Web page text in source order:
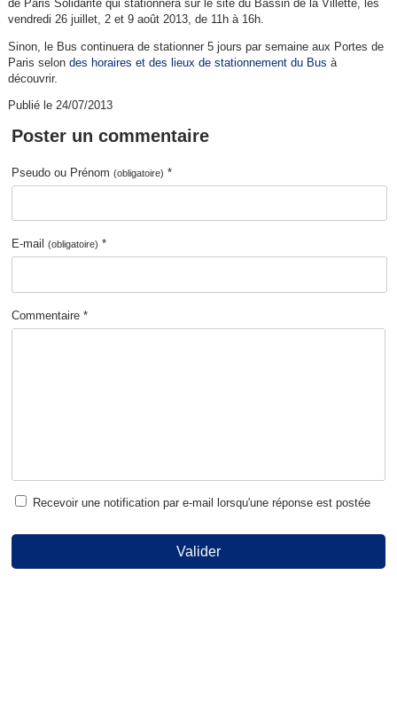
de Paris Solidarité qui stationnera sur le site du Bassin de la Villette, les
vendredi 26 juillet, 2 et 9 août 2013, de 11h à 16h.
Sinon, le Bus continuera de stationner 5 jours par semaine aux Portes de
Paris selon des horaires et des lieux de stationnement du Bus à
découvrir.
Publié le 24/07/2013
Poster un commentaire
Pseudo ou Prénom(obligatoire) *
E-mail(obligatoire) *
Commentaire *
Recevoir une notification par e-mail lorsqu'une réponse est postée
Valider